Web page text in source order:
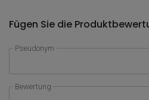
Fügen Sie die
Pseudonym
Bewertung